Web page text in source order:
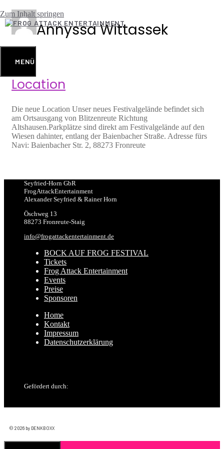
Zum Inhalt springen
MENÜ
Annyssa Wittassek
Location
Die neue Location Unser neues Festivalgelände befindet sich
am Ortsausgang von Blitzenreute Richtung
Altshausen.Parkplätze sind direkt am Festivalgelände auf den
Wiesen dahinter, entlang der Baienbacher Straße. Adresse fürs
Navi: Baienbacher Str. 2, 88273 Fronreute
Seyfried-Horn GbR
FrogAttackEntertainment
Alexander Seyfried & Rainer Horn
Öschweg 13
88273 Fronreute-Staig
info@frogattackentertainment.de
BOCK AUF FROG FESTIVAL
Tickets
Frog Attack Entertainment
Events
Preise
Sponsoren
Home
Kontakt
Impressum
Datenschutzerklärung
Gefördert durch:
© 2026 by DENKBOXX